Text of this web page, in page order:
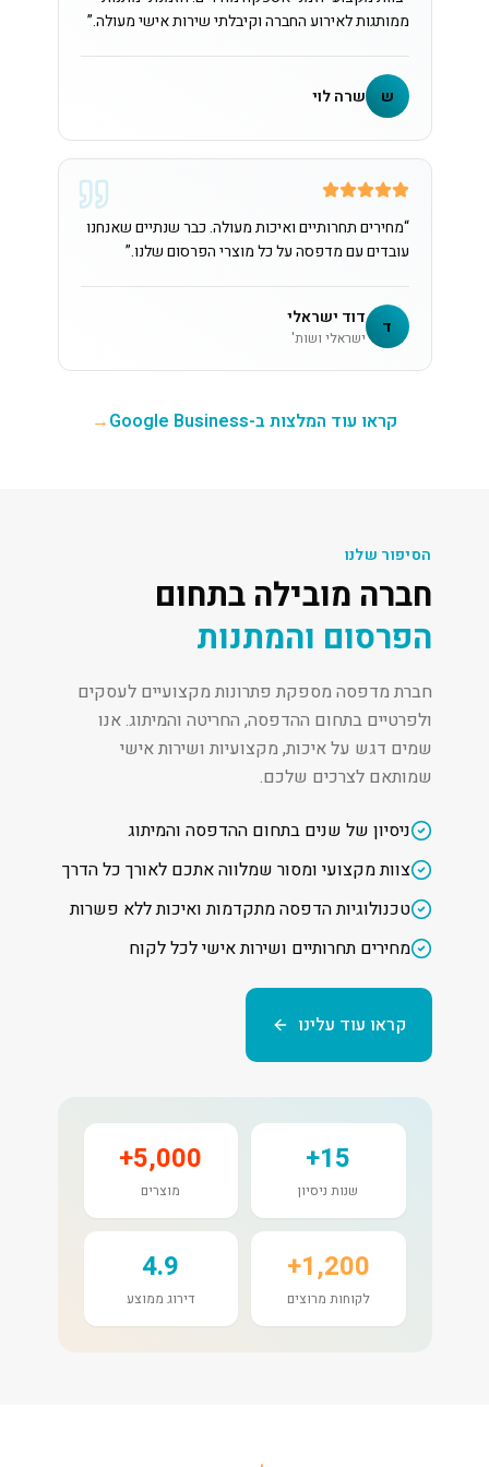
ממותגות לאירוע החברה וקיבלתי שירות אישי מעולה.”
ש שרה לוי
“מחירים תחרותיים ואיכות מעולה. כבר שנתיים שאנחנו
עובדים עם מדפסה על כל מוצרי הפרסום שלנו.”
ד דוד ישראלי
ישראלי ושות'
קראו עוד המלצות ב-Google Business →
הסיפור שלנו
חברה מובילה בתחום
הפרסום והמתנות
חברת מדפסה מספקת פתרונות מקצועיים לעסקים
ולפרטיים בתחום ההדפסה, החריטה והמיתוג. אנו
שמים דגש על איכות, מקצועיות ושירות אישי
שמותאם לצרכים שלכם.
ניסיון של שנים בתחום ההדפסה והמיתוג
צוות מקצועי ומסור שמלווה אתכם לאורך כל הדרך
טכנולוגיות הדפסה מתקדמות ואיכות ללא פשרות
מחירים תחרותיים ושירות אישי לכל לקוח
קראו עוד עלינו
15+
שנות ניסיון
5,000+
מוצרים
1,200+
לקוחות מרוצים
4.9
דירוג ממוצע